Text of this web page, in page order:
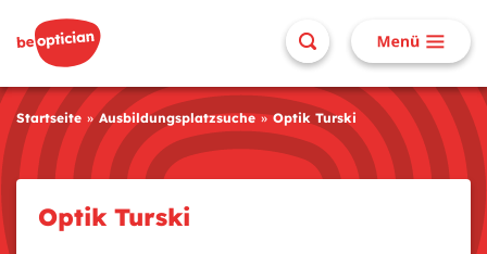
Startseite Ausbildungsplatzsuche Optik Turski
Optik Turski